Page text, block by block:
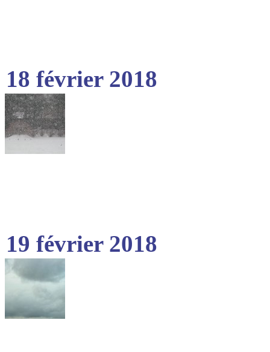
18 février 2018
19 février 2018